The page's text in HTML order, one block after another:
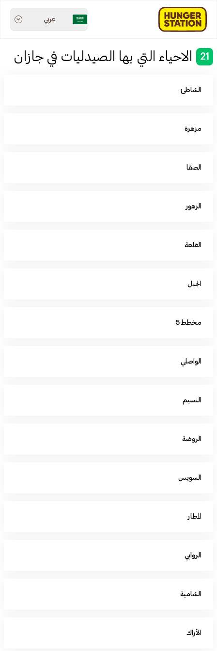
عربي
21 الاحياء التي بها الصيدليات في جازان
الشاطئ
مزهرة
الصفا
الزهور
القلعة
الجبل
مخطط 5
الواصلي
النسيم
الروضة
السويس
المطار
الروابي
الشامية
الأراك